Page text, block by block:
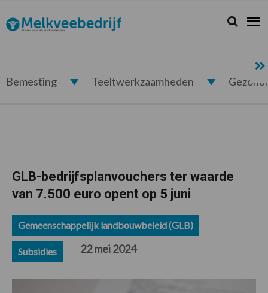
de
hoofdnavigatie
de
hoofd
de
eerste
de
voettekst
Melkveebedrijf.nl Zoeken...
Zoek
Bemesting Teeltwerkzaamheden
GLB-bedrijfsplanvouchers ter waarde
van 7.500 euro opent op 5 juni
Gemeenschappelijk landbouwbeleid (GLB)
Subsidies 22 mei 2024